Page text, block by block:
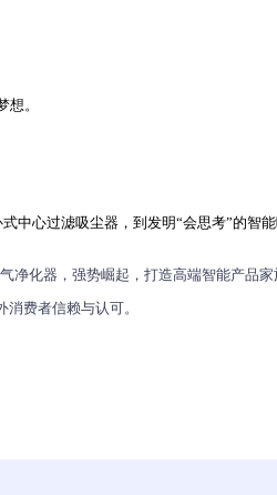
居家可能，实现美好生活的梦想。